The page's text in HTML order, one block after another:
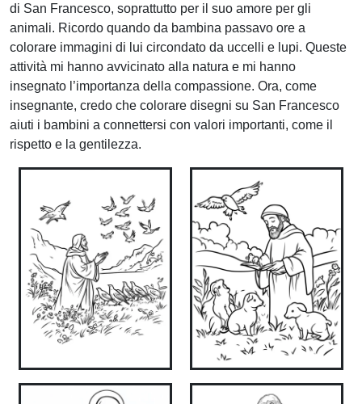
di San Francesco, soprattutto per il suo amore per gli
animali. Ricordo quando da bambina passavo ore a
colorare immagini di lui circondato da uccelli e lupi. Queste
attività mi hanno avvicinato alla natura e mi hanno
insegnato l’importanza della compassione. Ora, come
insegnante, credo che colorare disegni su San Francesco
aiuti i bambini a connettersi con valori importanti, come il
rispetto e la gentilezza.